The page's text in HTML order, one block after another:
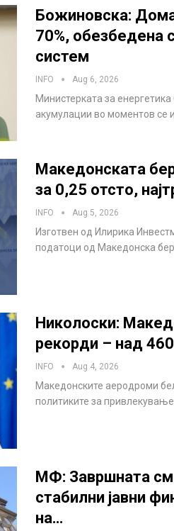
Божиновска:
70%, обезбедена
систем
INFO Aug 6, 2026
Министерката за
акумулации во моментов се
Македонската
за 0,25 отсто,
INFO Aug 5, 2026
Изготвен од Илирика
податоци од Македонска
Николоски:
рекорди – над
INFO Aug 4, 2026
Македонските аеродроми
политиките за
МФ: Завршната
стабилни јавни
на…